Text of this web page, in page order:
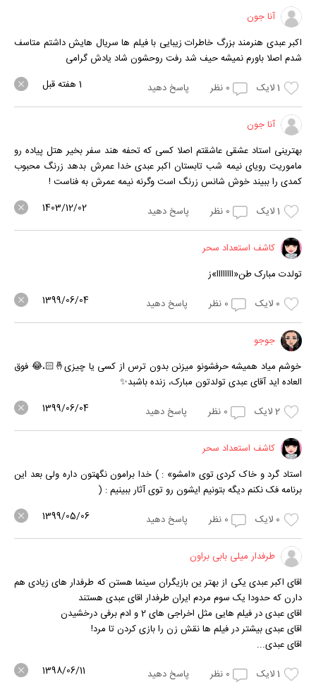
آنا جون
اکبر عبدی هنرمند بزرگ خاطرات زیبایی با فیلم ها سریال هایش داشتم متاسف
شدم اصلا باورم نمیشه حیف شد رفت روحشون شاد یادش گرامی
1لایک 0 نظر پاسخ دهید 1 هفته قبل
آنا جون
بهترینی استاد عشقی عاشقتم اصلا کسی که تحفه هند سفر بخیر هتل پیاده رو
ماموریت رویای نیمه شب تابستان اکبر عبدی خدا عمرش بدهد زرنگ محبوب
کمدی را ببیند خوش شانس زرنگ است وگرنه نیمه عمرش به فناست !
1لایک 0 نظر پاسخ دهید 1403/12/02
کاشف استعداد سحر
تولدت مبارک طن«اااااااا»ز
0 لایک 0 نظر پاسخ دهید 1399/06/04
جوجو
خوشم میاد همیشه حرفشونو میزنن بدون ترس از کسی یا چیزی⁦🤞🏻⁩،😂 فوق
العاده اید آقای عبدی تولدتون مبارک، زنده باشبد✨
2لایک 0 نظر پاسخ دهید 1399/06/04
کاشف استعداد سحر
استاد گرد و خاک کردی توی «امشو» : ) خدا برامون نگهتون داره ولی بعد این
برنامه فک نکنم دیگه بتونیم ایشون رو توی آثار ببینیم : (
0 لایک 0 نظر پاسخ دهید 1399/05/06
طرفدار میلی بابی براون
اقای اکبر عبدی یکی از بهتر ین بازیگران سینما هستن که طرفدار های زیادی هم
دارن که حدودا یک سوم مردم ایران طرفدار اقای عبدی هستند
اقای عبدی در فیلم هایی مثل اخراجی های 2 و ادم برفی درخشیدن
اقای عبدی بیشتر در فیلم ها نقش زن را بازی کردن تا مرد!
اقای عبدی...
1لایک 0 نظر پاسخ دهید 1398/06/11